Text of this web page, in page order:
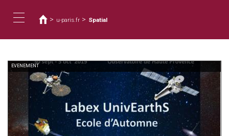
contenu
navigation
êtes
ici
> u-paris.fr > Spatial
EVENEMENT